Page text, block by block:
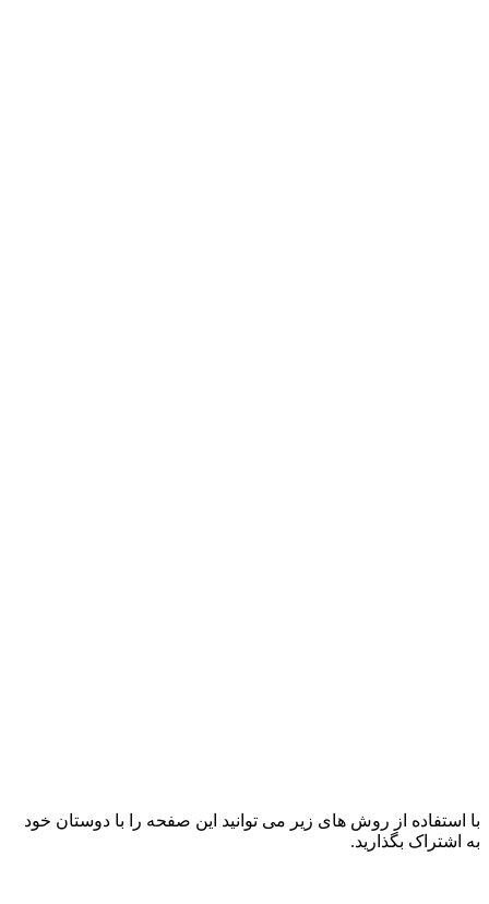
با استفاده از روش های زیر می توانید این صفحه را با دوستان خود
به اشتراک بگذارید.